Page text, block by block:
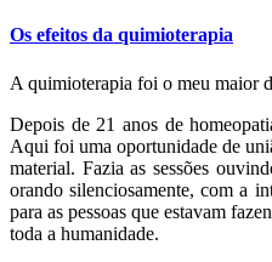
Os efeitos da quimioterapia
A quimioterapia foi o meu maior
Depois de 21 anos de
Aqui foi uma oportunidade de
material. Fazia as sessões
orando silenciosamente, com a
para as pessoas que estavam
toda a humanidade.